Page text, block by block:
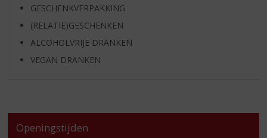
GESCHENKVERPAKKING
(RELATIE)GESCHENKEN
ALCOHOLVRIJE DRANKEN
VEGAN DRANKEN
Openingstijden